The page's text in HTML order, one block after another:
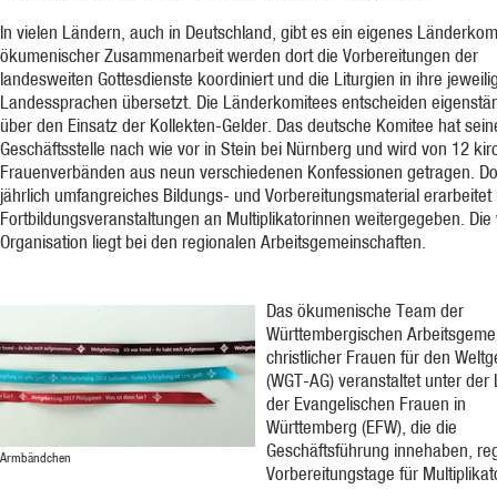
In vielen Ländern, auch in Deutschland, gibt es ein eigenes
ökumenischer Zusammenarbeit werden dort die Vorbereitungen der
landesweiten Gottesdienste koordiniert und die Liturgien in ihre
Landessprachen übersetzt. Die Länderkomitees entscheiden
über den Einsatz der Kollekten-Gelder. Das deutsche Komitee hat
Geschäftsstelle nach wie vor in Stein bei Nürnberg und wird von 12
Frauenverbänden aus neun verschiedenen Konfessionen getragen.
jährlich umfangreiches Bildungs- und Vorbereitungsmaterial erarbeitet
Fortbildungsveranstaltungen an Multiplikatorinnen weitergegeben.
Organisation liegt bei den regionalen Arbeitsgemeinschaften.
Armbändchen
Das ökumenische Team der
Württembergischen
christlicher Frauen für den
(WGT-AG) veranstaltet unter der
der Evangelischen Frauen in
Württemberg (EFW), die die
Geschäftsführung innehaben,
Vorbereitungstage für